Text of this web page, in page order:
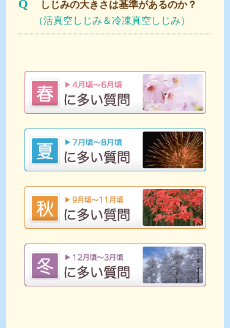
Q
しじみの大きさは基準があるのか？
（活真空しじみ＆冷凍真空しじみ）